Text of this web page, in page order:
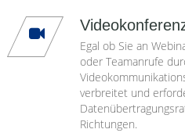
Egal ob Sie an
oder Teamanrufe
verbreitet und
Richtungen.